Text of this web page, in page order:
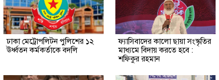
ঢাকা মেট্রোপলিটন পুলিশের ১২
ঊর্ধ্বতন কর্মকর্তাকে বদলি
ফ্যাসিবাদের কালো ছায়া সংস্কৃতির
মাধ্যমে বিদায় করতে হবে :
শফিকুর রহমান